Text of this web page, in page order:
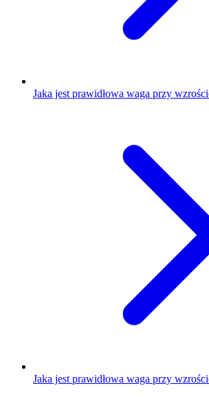
Jaka jest prawidłowa waga przy
Jaka jest prawidłowa waga przy